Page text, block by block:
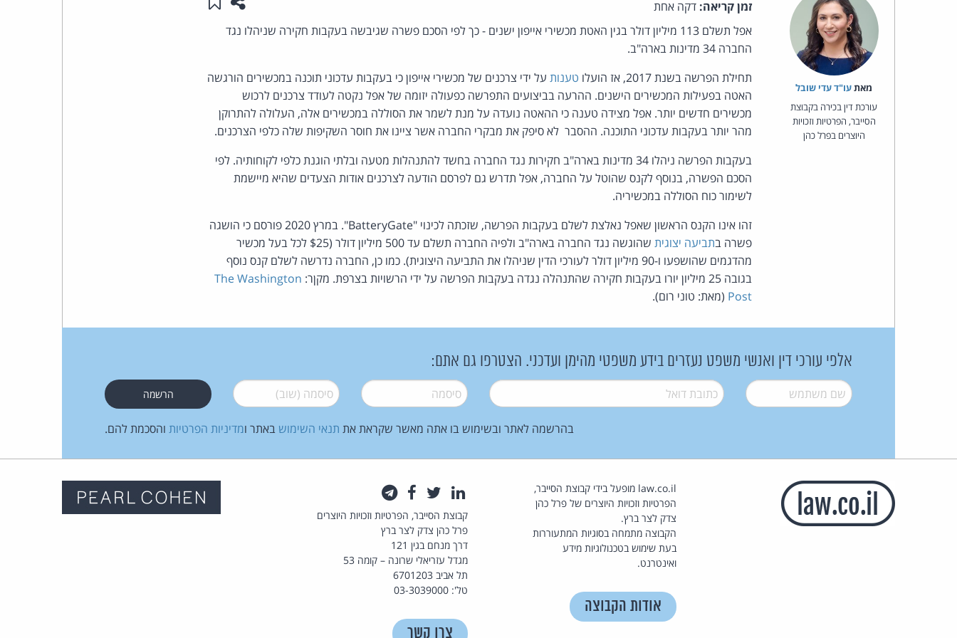
פועל
מאת‏עו"ד עדי שובל
עורכת דין בכירה בקבוצת
הסייבר, הפרטיות וזכויות
היוצרים בפרל כהן
זמן קריאה: דקה אחת
אפל תשלם 113 מיליון דולר בגין האטת מכשירי אייפון ישנים - כך לפי הסכם פשרה שגיבשה בעקבות חקירה שניהלו נגד
החברה 34 מדינות בארה"ב.
תחילת הפרשה בשנת 2017, אז הועלו
טענותעל ידי צרכנים של מכשירי אייפון כי בעקבות עדכוני תוכנה במכשירים הורגשה
האטה בפעילות המכשירים הישנים. ההרעה בביצועים התפרשה כפעולה יזומה של אפל נקטה לעודד צרכנים לרכוש
מכשירים חדשים יותר. אפל מצידה טענה כי ההאטה נועדה על מנת לשמר את הסוללה במכשירים אלה, העלולה להתרוקן
מהר יותר בעקבות עדכוני התוכנה. ההסבר לא סיפק את מבקרי החברה אשר ציינו את חוסר השקיפות שלה כלפי הצרכנים.
בעקבות הפרשה ניהלו 34 מדינות בארה"ב חקירות נגד החברה בחשד להתנהלות מטעה ובלתי הוגנת כלפי לקוחותיה. לפי
הסכם הפשרה, בנוסף לקנס שהוטל על החברה, אפל תדרש גם לפרסם הודעה לצרכנים אודות הצעדים שהיא מיישמת
לשימור כוח הסוללה במכשיריה.
זהו אינו הקנס הראשון שאפל נאלצת לשלם בעקבות הפרשה, שזכתה לכינוי "BatteryGate". במרץ 2020 פורסם כי הושגה
פשרה בתביעה יצוגית
שהוגשה נגד החברה בארה"ב ולפיה החברה תשלם עד 500 מיליון דולר ($25 לכל בעל מכשיר
מהדגמים שהושפעו ו-90 מיליון דולר לעורכי הדין שניהלו את התביעה היצוגית). כמו כן, החברה נדרשה לשלם קנס נוסף
בגובה 25 מיליון יורו בעקבות חקירה שהתנהלה נגדה בעקבות הפרשה על ידי הרשויות בצרפת. מקןר:
The Washington
Post (מאת: טוני רום).
אלפי עורכי דין ואנשי משפט נעזרים בידע משפטי מהימן ועדכני. הצטרפו גם אתם:
שם משתמש* דואל* סיסמה* סיסמה (שוב)*
בהרשמה לאתר ובשימוש בו אתה מאשר שקראת את תנאי השימוש באתר ומדיניות הפרטיות והסכמת להם.
law.co.il מופעל בידי קבוצת הסייבר,
הפרטיות וזכויות היוצרים של פרל כהן
צדק לצר ברץ.
הקבוצה מתמחה בסוגיות המתעוררות
בעת שימוש בטכנולוגיות מידע
ואינטרנט.
אודות הקבוצה
לינקדאין
טוויטרפייסבוק
קבוצת הסייבר, הפרטיות וזכויות היוצרים
פרל כהן צדק לצר ברץ
דרך מנחם בגין 121
מגדל עזריאלי שרונה – קומה 53
תל אביב 6701203
טל': 03-3039000
צרו קשר